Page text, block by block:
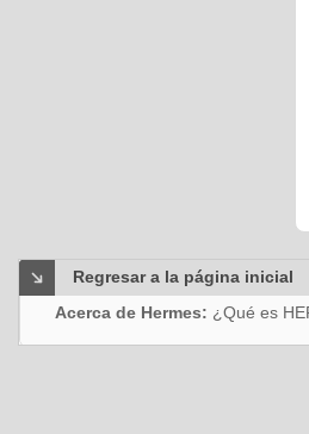
Regresar a la página inicial
Acerca de Hermes: ¿Qué es